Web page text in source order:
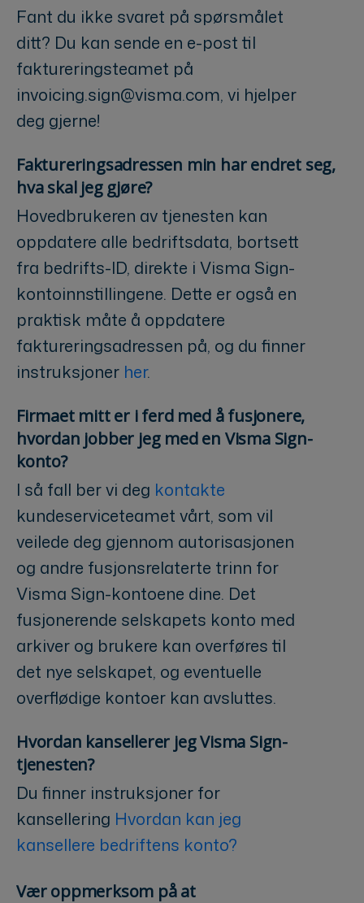
Fant du ikke svaret på spørsmålet
ditt? Du kan sende en e-post til
faktureringsteamet på
invoicing.sign@visma.com, vi hjelper
deg gjerne!
Faktureringsadressen min har endret seg,
hva skal jeg gjøre?
Hovedbrukeren av tjenesten kan
oppdatere alle bedriftsdata, bortsett
fra bedrifts-ID, direkte i Visma Sign-
kontoinnstillingene. Dette er også en
praktisk måte å oppdatere
faktureringsadressen på, og du finner
instruksjoner her.
Firmaet mitt er i ferd med å fusjonere,
hvordan jobber jeg med en Visma Sign-
konto?
I så fall ber vi deg kontakte
kundeserviceteamet vårt, som vil
veilede deg gjennom autorisasjonen
og andre fusjonsrelaterte trinn for
Visma Sign-kontoene dine. Det
fusjonerende selskapets konto med
arkiver og brukere kan overføres til
det nye selskapet, og eventuelle
overflødige kontoer kan avsluttes.
Hvordan kansellerer jeg Visma Sign-
tjenesten?
Du finner instruksjoner for
kansellering Hvordan kan jeg
kansellere bedriftens konto?
Vær oppmerksom på at